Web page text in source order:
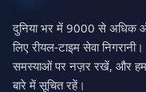
दुनिया भर में 9000 से अधिक
लिए रीयल-टाइम सेवा
समस्याओं पर नज़र रखें, और
बारे में सूचित रहें।